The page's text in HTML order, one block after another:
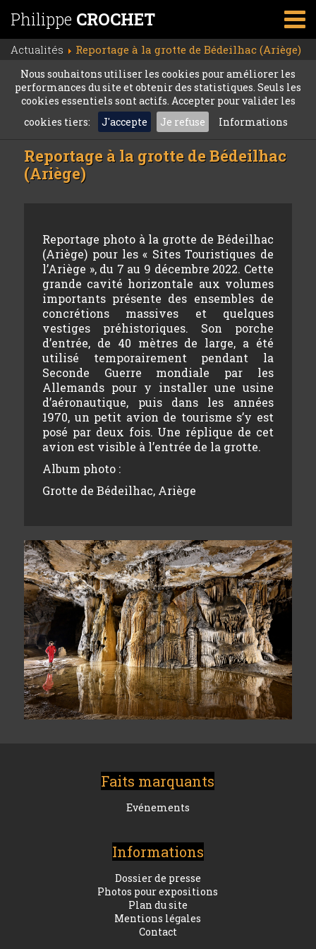
Philippe CROCHET
Actualités Reportage à la grotte de Bédeilhac (Ariège)
Nous souhaitons utiliser les cookies pour améliorer les
performances du site et obtenir des statistiques. Seuls les
cookies essentiels sont actifs. Accepter pour valider les
cookies tiers:
J'accepte Je refuse Informations
Reportage à la grotte de Bédeilhac
(Ariège)
Reportage photo à la grotte de Bédeilhac
(Ariège) pour les « Sites Touristiques de
l’Ariège », du 7 au 9 décembre 2022. Cette
grande cavité horizontale aux volumes
importants présente des ensembles de
concrétions massives et quelques
vestiges préhistoriques. Son porche
d’entrée, de 40 mètres de large, a été
utilisé temporairement pendant la
Seconde Guerre mondiale par les
Allemands pour y installer une usine
d’aéronautique, puis dans les années
1970, un petit avion de tourisme s’y est
posé par deux fois. Une réplique de cet
avion est visible à l’entrée de la grotte.
Album photo :
Grotte de Bédeilhac, Ariège
Faits marquants
Evénements
Informations
Dossier de presse
Photos pour expositions
Plan du site
Mentions légales
Contact